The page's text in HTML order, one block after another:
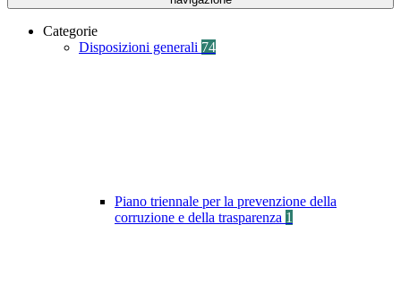
Categorie
Disposizioni generali 74
Piano triennale per la prevenzione della
corruzione e della trasparenza 1